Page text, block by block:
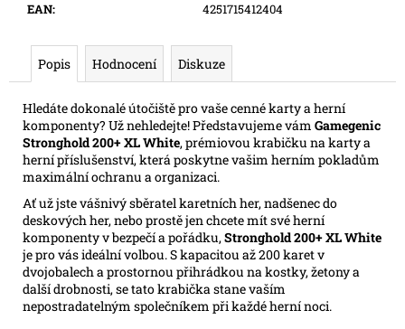
EAN: 4251715412404
Popis Hodnocení Diskuze
Hledáte dokonalé útočiště pro vaše cenné karty a herní
komponenty? Už nehledejte! Představujeme vám Gamegenic
Stronghold 200+ XL White, prémiovou krabičku na karty a
herní příslušenství, která poskytne vašim herním pokladům
maximální ochranu a organizaci.
Ať už jste vášnivý sběratel karetních her, nadšenec do
deskových her, nebo prostě jen chcete mít své herní
komponenty v bezpečí a pořádku,Stronghold 200+ XL White
je pro vás ideální volbou. S kapacitou až 200 karet v
dvojobalech a prostornou přihrádkou na kostky, žetony a
další drobnosti, se tato krabička stane vaším
nepostradatelným společníkem při každé herní noci.
FLIP
PEG
215
Kč